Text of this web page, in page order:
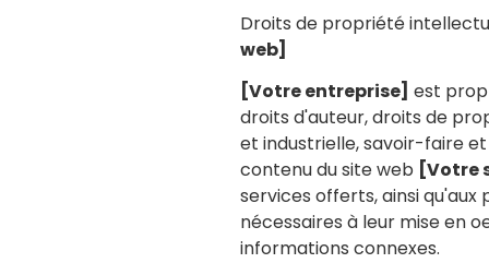
Droits de propriété
web]
[Votre entreprise] est
droits d'auteur, droits de
et industrielle, savoir-faire
contenu du site web [Votre
services offerts, ainsi qu'aux
nécessaires à leur mise en
informations connexes.